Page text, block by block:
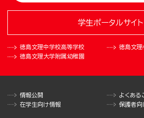
徳島文理中学校高等学校
徳島文理
徳島文理大学附属幼稚園
学生ポータルサイト
情報公開
よくある
在学生向け情報
保護者向